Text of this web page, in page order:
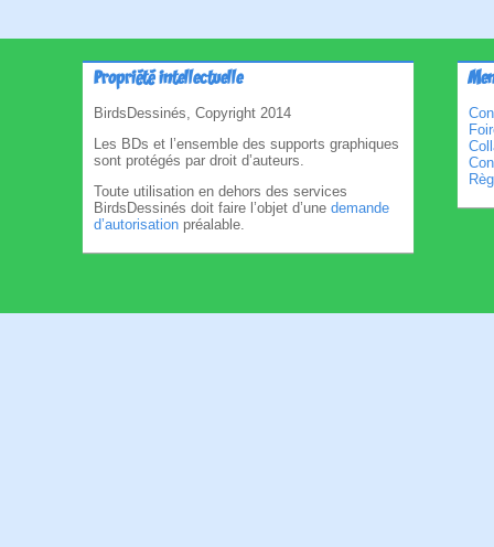
Propriété intellectuelle
BirdsDessinés, Copyright 2014
Les BDs et l’ensemble des supports graphiques
sont protégés par droit d’auteurs.
Toute utilisation en dehors des services
BirdsDessinés doit faire l’objet d’une demande
d’autorisation préalable.